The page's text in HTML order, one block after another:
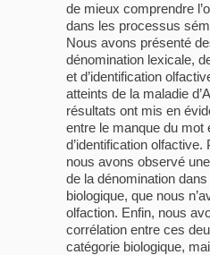
de mieux comprendre
dans les processus
Nous avons présenté
dénomination lexicale,
et d’identification
atteints de la maladie
résultats ont mis en
entre le manque du mot
d’identification
nous avons observé
de la dénomination
biologique, que nous
olfaction. Enfin, nous
corrélation entre ces
catégorie biologique,